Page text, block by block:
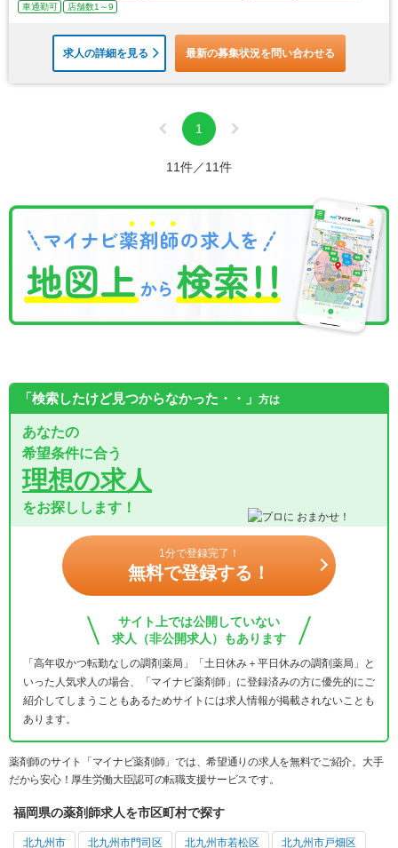
車通勤可
店舗数1～9
求人の詳細を見る 最新の募集状況を問い合わせる
1
11件／11件
「検索したけど見つからなかった・・」 方は
あなたの
希望条件に合う
理想の求人
をお探しします！
1分で登録完了！
無料で登録する！
サイト上では公開していない
求人（非公開求人）もあります
「高年収かつ転勤なしの調剤薬局」「土日休み＋平日休みの調剤薬局」と
いった人気求人の場合、「マイナビ薬剤師」に登録済みの方に優先的にご
紹介してしまうこともあるためサイトには求人情報が掲載されないことも
あります。
薬剤師のサイト「マイナビ薬剤師」では、希望通りの求人を無料でご紹介。大手
だから安心！厚生労働大臣認可の転職支援サービスです。
福岡県の薬剤師求人を市区町村で探す
北九州市 北九州市門司区 北九州市若松区 北九州市戸畑区